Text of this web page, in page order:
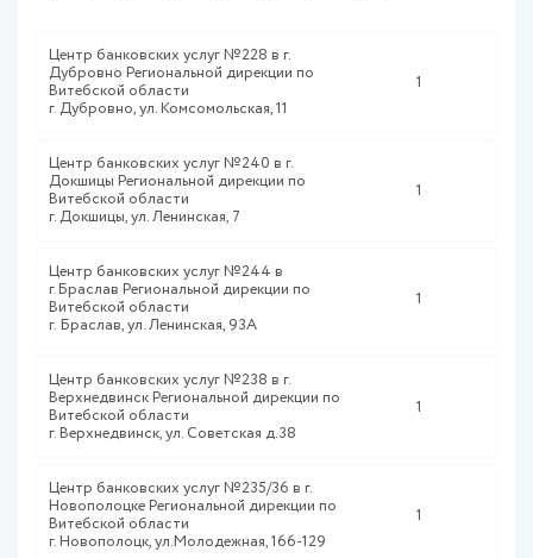
Центр банковских услуг №228 в г.
Дубровно Региональной дирекции по
Витебской области
г. Дубровно, ул. Комсомольская, 11
1
Центр банковских услуг №240 в г.
Докшицы Региональной дирекции по
Витебской области
г. Докшицы, ул. Ленинская, 7
1
Центр банковских услуг №244 в
г.Браслав Региональной дирекции по
Витебской области
г. Браслав, ул. Ленинская, 93А
1
Центр банковских услуг №238 в г.
Верхнедвинск Региональной дирекции по
Витебской области
г. Верхнедвинск, ул. Советская д.38
1
Центр банковских услуг №235/36 в г.
Новополоцке Региональной дирекции по
Витебской области
г. Новополоцк, ул.Молодежная, 166-129
1